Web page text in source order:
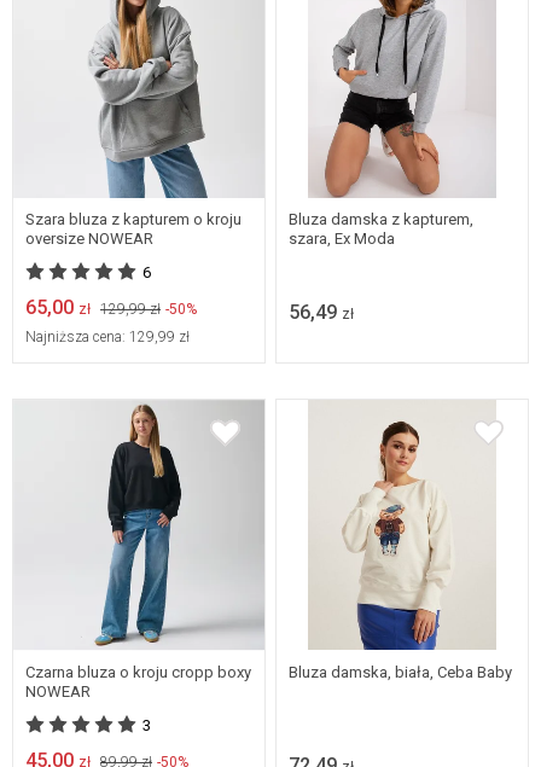
X-SMALL XX-SMALL
Szara bluza z kapturem o kroju
oversize NOWEAR
6
65,00 zł 129,99 zł -50%
Najniższa cena: 129,99 zł
M
Bluza damska z kapturem,
szara, Ex Moda
56,49 zł
MEDIUM
SMALL
X-SMALL
XX-SMALL
Czarna bluza o kroju cropp boxy
NOWEAR
3
45,00 zł 89,99 zł -50%
L/XL
Bluza damska, biała, Ceba Baby